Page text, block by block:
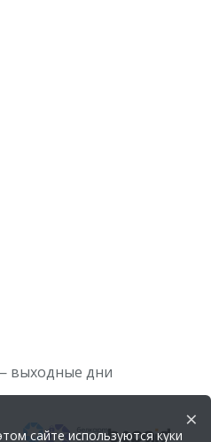
выходные дни
×
сайте используются куки